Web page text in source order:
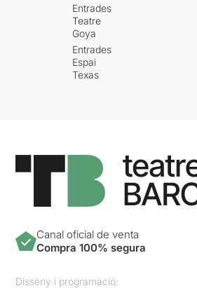
Entrades
Teatre
Goya
Entrades
Espai
Texas
Canal oficial de venta
Compra 100% segura
Disseny i programació: